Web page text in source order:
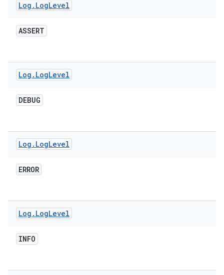
Log . LogLevel
ASSERT
Log . LogLevel
DEBUG
Log . LogLevel
ERROR
Log . LogLevel
INFO